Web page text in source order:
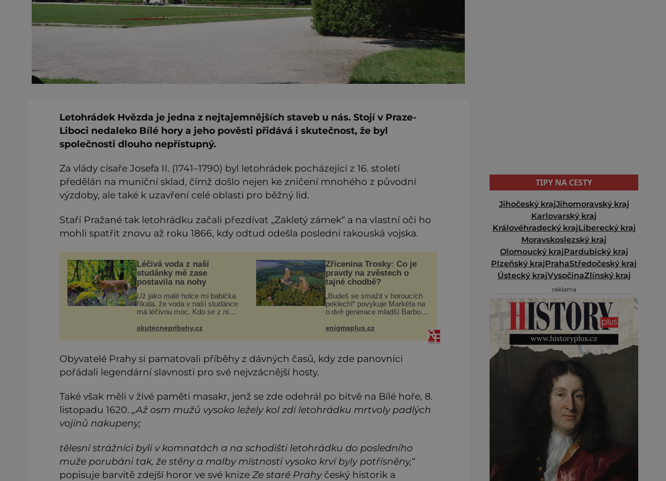
Letohrádek Hvězda je jedna z nejtajemnějších staveb u nás. Stojí v Praze-
Liboci nedaleko Bílé hory a jeho pověsti přidává i skutečnost, že byl
společnosti dlouho nepřístupný.
Za vlády císaře Josefa II. (1741–1790) byl letohrádek pocházející z 16. století
předělán na muniční sklad, čímž došlo nejen ke zničení mnohého z původní
výzdoby, ale také k uzavření celé oblasti pro běžný lid.
Staří Pražané tak letohrádku začali přezdívat „Zakletý zámek“ a na vlastní oči ho
mohli spatřit znovu až roku 1866, kdy odtud odešla poslední rakouská vojska.
Léčivá voda z naší
studánky mě zase
postavila na nohy
Už jako malé holce mi babička
říkala, že voda v naší studánce
má léčivou moc. Kdo se z ní
kolem, tomu se ulevilo. Ráda
studánku, která se u
skutecnepribehy.cz
Zřícenina Trosky: Co je
pravdy na zvěstech o
tajné chodbě?
„Budeš se smažit v horoucích
peklech!“ povykuje Markéta na
o dvě generace mladší Barboru.
opětuje. První je zarytá
kališnice. A každá z nich s
enigmaplus.cz
Obyvatelé Prahy si pamatovali příběhy z dávných časů, kdy zde panovníci
pořádali legendární slavnosti pro své nejvzácnější hosty.
Také však měli v živé paměti masakr, jenž se zde odehrál po bitvě na Bílé hoře, 8.
listopadu 1620. „Až osm mužů vysoko ležely kol zdí letohrádku mrtvoly padlých
vojínů nakupeny;
tělesní strážníci byli v komnatách a na schodišti letohrádku do posledního
muže porubáni tak, že stěny a malby místností vysoko krví byly potřísněny,“
popisuje barvitě zdejší horor ve své knize Ze staré Prahyčeský historik a
TIPY NA CESTY
Jihočeský krajJihomoravský kraj
Karlovarský kraj
Královéhradecký krajLiberecký kraj
Moravskoslezský kraj
Olomoucký krajPardubický kraj
Plzeňský krajPrahaStředočeský kraj
Ústecký krajVysočinaZlínský kraj
reklama